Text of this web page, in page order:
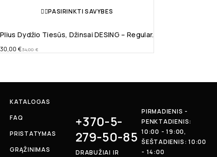
PASIRINKTI SAVYBES
Plius Dydžio Tiesūs, Džinsai DESING – Regular.
34,00€
30,00 €
KATALOGAS
FAQ
PRISTATYMAS
GRĄŽINIMAS
+370-5-
279-50-85
DRABUŽIAI IR
PIRMADIENIS -
PENKTADIENIS:
10:00 - 19:00,
ŠEŠTADIENIS: 10:00
- 14:00